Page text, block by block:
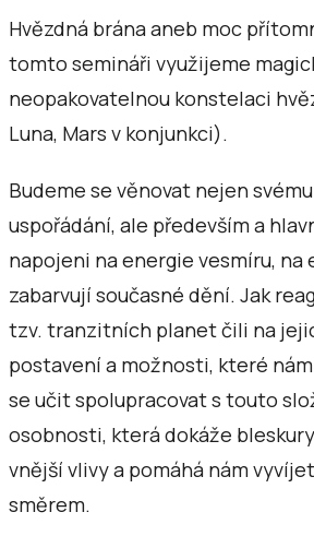
Hvězdná brána aneb moc
tomto semináři využijeme
neopakovatelnou konstelaci
Luna, Mars v konjunkci).
Budeme se věnovat nejen
uspořádání, ale především a
napojeni na energie vesmíru, na
zabarvují současné dění. Jak
tzv. tranzitních planet čili na
postavení a možnosti, které
se učit spolupracovat s touto
osobnosti, která dokáže
vnější vlivy a pomáhá nám
směrem.